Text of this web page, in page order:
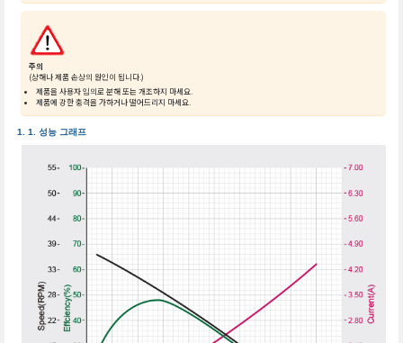
주의
(상해나 제품 손상의 원인이 됩니다.)
제품을 사용자 임의로 분해 또는 개조하지 마세요.
제품에 강한 충격을 가하거나 떨어드리지 마세요.
성능 그래프